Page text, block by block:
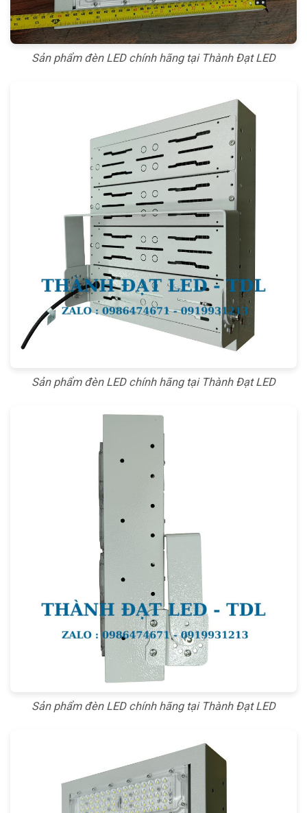
Sản phẩm đèn LED chính hãng tại Thành Đạt LED
Sản phẩm đèn LED chính hãng tại Thành Đạt LED
Sản phẩm đèn LED chính hãng tại Thành Đạt LED